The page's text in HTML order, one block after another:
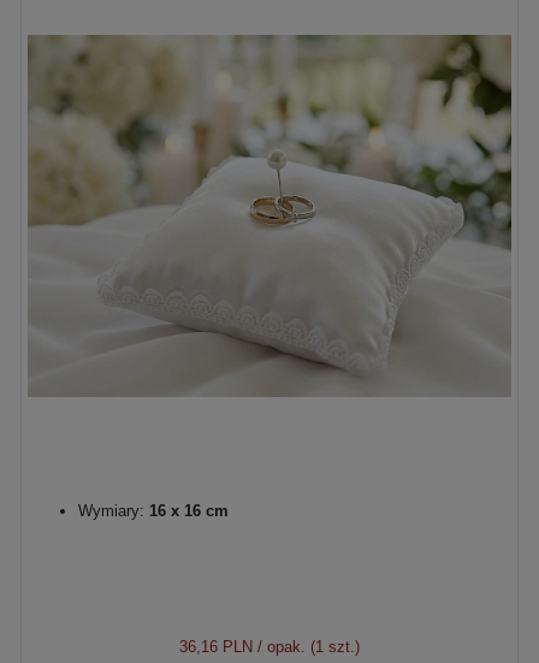
Wymiary: 16 x 16 cm
36,16 PLN / opak. (1 szt.)